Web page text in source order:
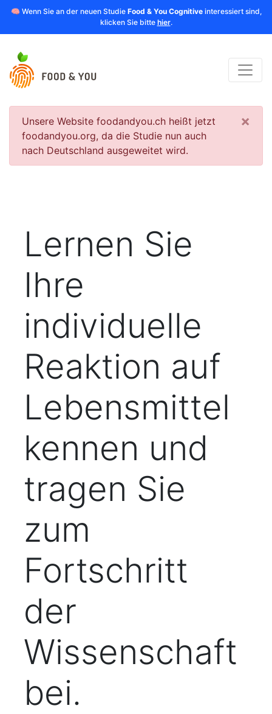
🧠 Wenn Sie an der neuen Studie Food & You Cognitiveinteressiert sind,
klicken Sie bitte hier.
Unsere Website foodandyou.ch heißt jetzt
foodandyou.org, da die Studie nun auch
nach Deutschland ausgeweitet wird.
×
Lernen Sie
Ihre
individuelle
Reaktion auf
Lebensmittel
kennen und
tragen Sie
zum
Fortschritt
der
Wissenschaft
bei.